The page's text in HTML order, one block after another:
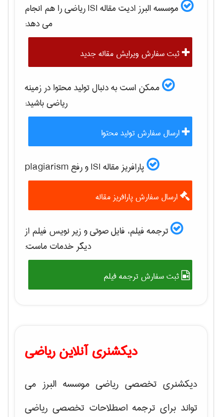
موسسه البرز ادیت مقاله ISI رياضیرا هم انجام
می دهد:
ثبت سفارش ویرایش مقاله جدید
ممکن است به دنبال تولید محتوا در زمینه
رياضیباشید:
ارسال سفارش تولید محتوا
پارافریز مقاله ISI و رفع plagiarism
ارسال سفارش پارافریز مقاله
ترجمه فیلم، فایل صوتی و زیر نویس فیلم از
دیگر خدمات ماست:
ثبت سفارش ترجمه فیلم
دیکشنری آنلاین ریاضی
دیکشنری تخصصی ریاضی موسسه البرز می
تواند برای ترجمه اصطلاحات تخصصی ریاضی